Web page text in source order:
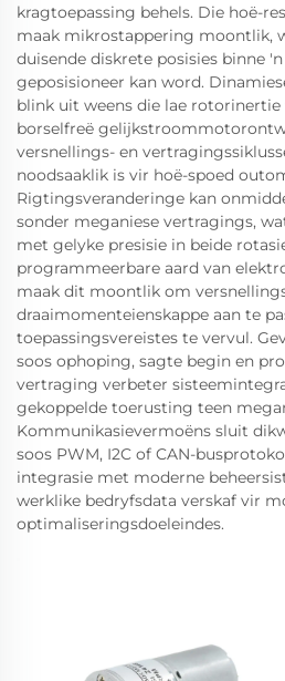
kragtoepassing behels. Die hoë-
maak mikrostappering moontlik,
duisende diskrete posisies binne
geposisioneer kan word.
blink uit weens die lae
borselfreë
versnellings- en
noodsaaklik is vir hoë-spoed
Rigtingsveranderinge kan
sonder meganiese vertragings,
met gelyke presisie in beide
programmeerbare aard van
maak dit moontlik om
draaimomenteienskappe aan te
toepassingsvereistes te vervul.
soos ophoping, sagte begin en
vertraging verbeter
gekoppelde toerusting teen
Kommunikasievermoëns sluit
soos PWM, I2C of CAN-
integrasie met moderne
werklike bedryfsdata verskaf vir
optimaliseringsdoeleindes.